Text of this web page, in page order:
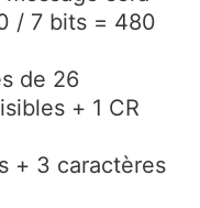
/ 7 bits = 480
de 26
+ 1 CR
+ 3 caractères